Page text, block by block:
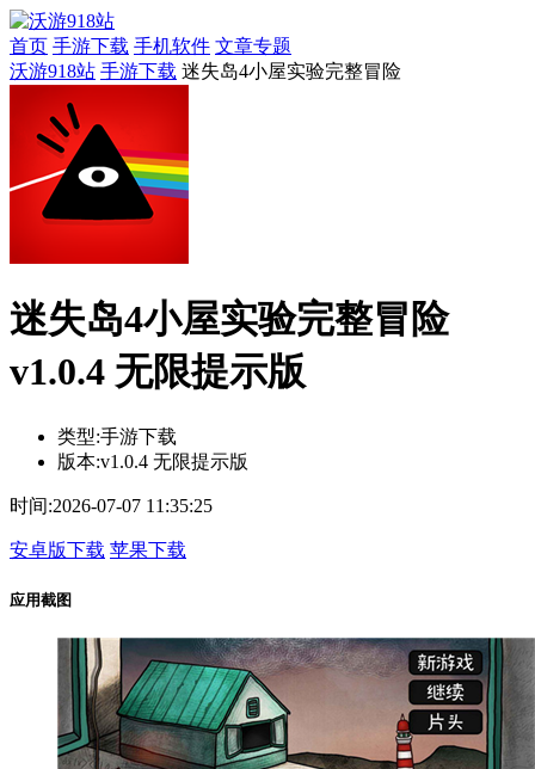
首页 手游下载 手机软件 文章专题
沃游918站 手游下载 迷失岛4小屋实验完整冒险
迷失岛4小屋实验完整冒险
v1.0.4 无限提示版
类型:手游下载
版本:v1.0.4 无限提示版
时间:2026-07-07 11:35:25
安卓版下载 苹果下载
应用截图